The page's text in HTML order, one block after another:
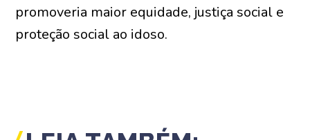
promoveria maior equidade, justiça social e
proteção social ao idoso.